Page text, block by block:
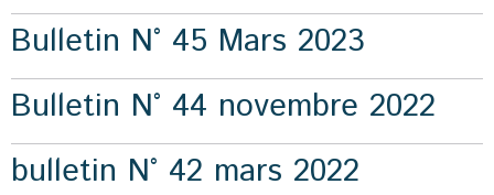
Bulletin N° 45 Mars 2023
Bulletin N° 44 novembre 2022
bulletin N° 42 mars 2022